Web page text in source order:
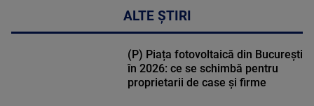
ALTE ȘTIRI
(P) Piața fotovoltaică din București
în 2026: ce se schimbă pentru
proprietarii de case și firme